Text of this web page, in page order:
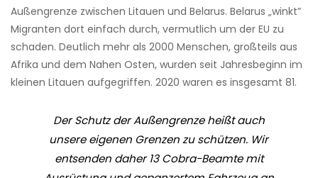
Außengrenze zwischen Litauen und Belarus. Belarus „winkt”
Migranten dort einfach durch, vermutlich um der EU zu
schaden. Deutlich mehr als 2000 Menschen, großteils aus
Afrika und dem Nahen Osten, wurden seit Jahresbeginn im
kleinen Litauen aufgegriffen. 2020 waren es insgesamt 81.
Der Schutz der Außengrenze heißt auch
unsere eigenen Grenzen zu schützen. Wir
entsenden daher 13 Cobra-Beamte mit